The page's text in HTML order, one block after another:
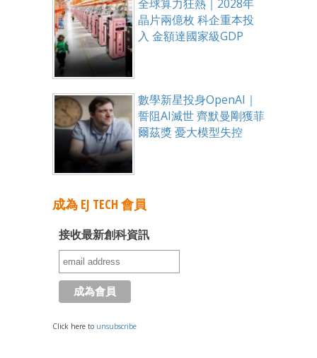
全球算力狂熱｜2028年
晶片兩億枚 科企重本投
入 金額達國家級GDP
數學新星投身OpenAI｜
誓阻AI滅世 齊默曼剛獲菲
爾茲獎 憂大模型失控
成為 EJ TECH 會員
接收最新創科資訊
Click here to unsubscribe